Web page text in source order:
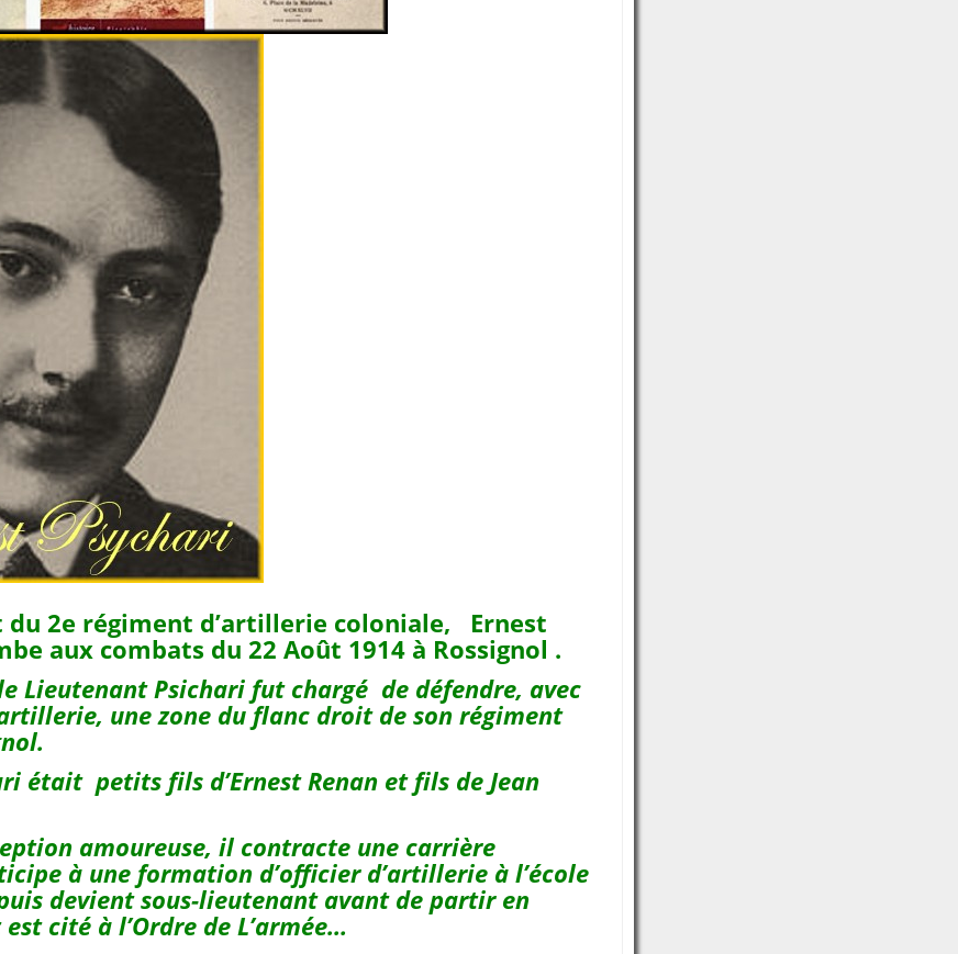
du 2e régiment d’artillerie coloniale, Ernest
aux combats du 22 Août 1914 à Rossignol .
Lieutenant Psichari fut chargé de défendre, avec
une zone du flanc droit de son régiment
était petits fils d’Ernest Renan et fils de Jean
amoureuse, il contracte une carrière
à une formation d’officier d’artillerie à l’école
devient sous-lieutenant avant de partir en
cité à l’Ordre de L’armée…